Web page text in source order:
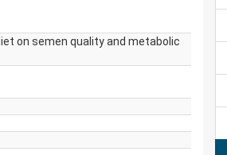
on semen quality and metabolic